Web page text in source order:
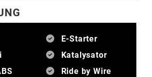
E-Starter
Katalysator
Ride by Wire